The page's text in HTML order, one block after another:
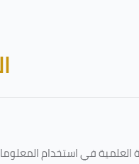
العلمية في استخدام